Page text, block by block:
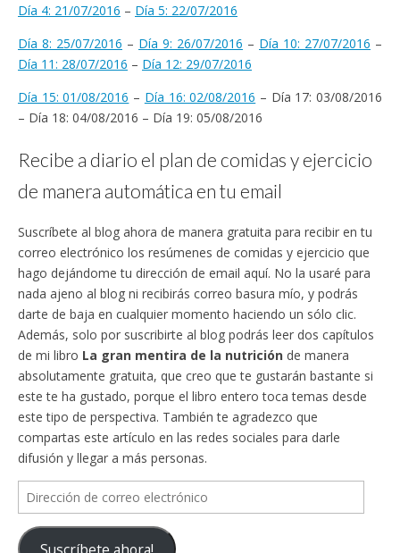
Día 4: 21/07/2016 – Día 5: 22/07/2016
Día 8: 25/07/2016 – Día 9: 26/07/2016 – Día 10: 27/07/2016 –
Día 11: 28/07/2016 – Día 12: 29/07/2016
Día 15: 01/08/2016 – Día 16: 02/08/2016 – Día 17: 03/08/2016
– Día 18: 04/08/2016 – Día 19: 05/08/2016
Recibe a diario el plan de comidas y ejercicio
de manera automática en tu email
Suscríbete al blog ahora de manera gratuita para recibir en tu
correo electrónico los resúmenes de comidas y ejercicio que
hago dejándome tu dirección de email aquí. No la usaré para
nada ajeno al blog ni recibirás correo basura mío, y podrás
darte de baja en cualquier momento haciendo un sólo clic.
Además, solo por suscribirte al blog podrás leer dos capítulos
de mi libro La gran mentira de la nutrición de manera
absolutamente gratuita, que creo que te gustarán bastante si
este te ha gustado, porque el libro entero toca temas desde
este tipo de perspectiva. También te agradezco que
compartas este artículo en las redes sociales para darle
difusión y llegar a más personas.
Dirección
de
correo